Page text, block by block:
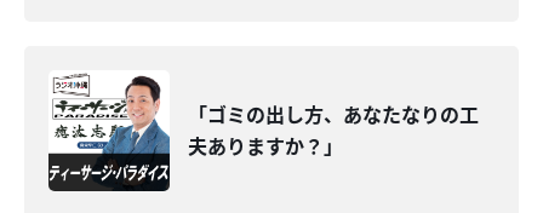
「ゴミの出し方、あなたなりの工
夫ありますか？」